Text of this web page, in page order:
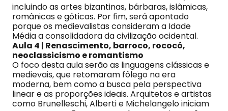
incluindo as artes bizantinas, bárbaras, islâmicas,
românicas e góticas. Por fim, será apontado
porque os medievalistas consideram a Idade
Média a consolidadora da civilização ocidental.
Aula 4 | Renascimento, barroco, rococó,
neoclassicismo e romantismo
O foco desta aula serão as linguagens clássicas e
medievais, que retomaram fôlego na era
moderna, bem como a busca pela perspectiva
linear e as proporções ideais. Arquitetos e artistas
como Brunelleschi, Alberti e Michelangelo iniciam